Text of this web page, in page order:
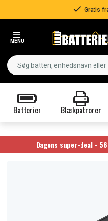
Gratis
MENU
Batterier Blækpatroner
9
Dagens super-deal -